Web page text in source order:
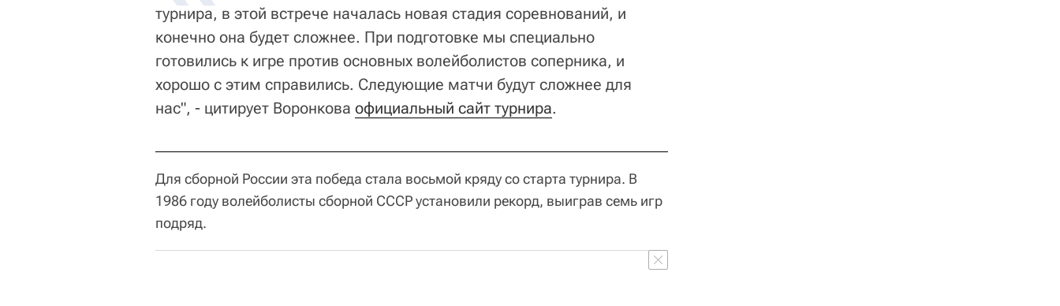
турнира, в этой встрече началась новая стадия соревнований, и
конечно она будет сложнее. При подготовке мы специально
готовились к игре против основных волейболистов соперника, и
хорошо с этим справились. Следующие матчи будут сложнее для
нас", - цитирует Воронкова официальный сайт турнира.
Для сборной России эта победа стала восьмой кряду со старта турнира. В
1986 году волейболисты сборной СССР установили рекорд, выиграв семь игр
подряд.